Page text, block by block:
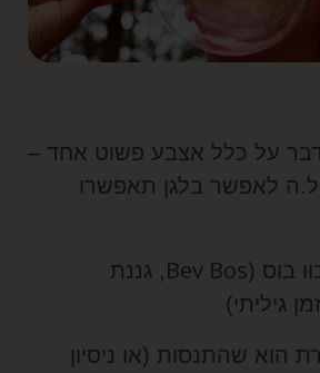
על כלל אצבע פשוט אחד –
בלגן תאפשרו
(
Bev Bos, גננת
שהתנסות (או ניסיון